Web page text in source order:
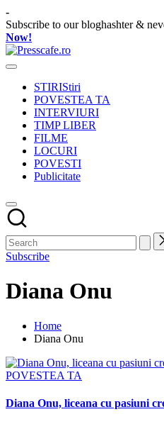
Skip
to
content
-
Subscribe to our bloghashter &
Now!
Presscafe.ro
Cafeneau
urbaneSTIRIStiri
POVESTEA TA
INTERVIURI
TIMP LIBER
FILME
LOCURI
POVESTI
Publicitate
Subscribe
Diana Onu
Home
Diana Onu
Posted
POVESTEA TA
Diana Onu, liceana cu pasiuni